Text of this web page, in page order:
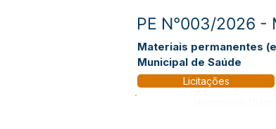
PE N°003/2026 -
Materiais permanentes
Municipal de Saúde
Licitações